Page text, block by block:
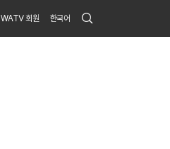
WATV 회원 한국어 Search
Submit